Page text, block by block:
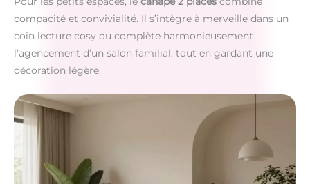
compacité et convivialité. Il s’intègre à merveille dans un
coin lecture cosy ou complète harmonieusement
l’agencement d’un salon familial, tout en gardant une
décoration légère.